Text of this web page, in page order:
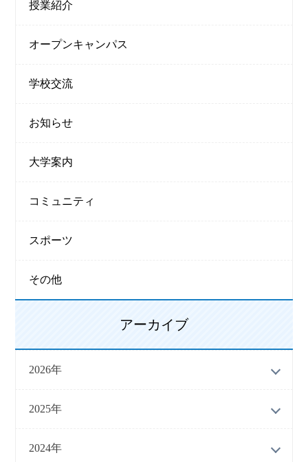
授業紹介
オープンキャンパス
学校交流
お知らせ
大学案内
コミュニティ
スポーツ
その他
アーカイブ
2026年
2025年
2024年